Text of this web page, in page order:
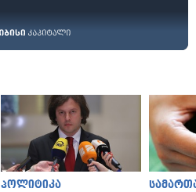
პოლიტიკა